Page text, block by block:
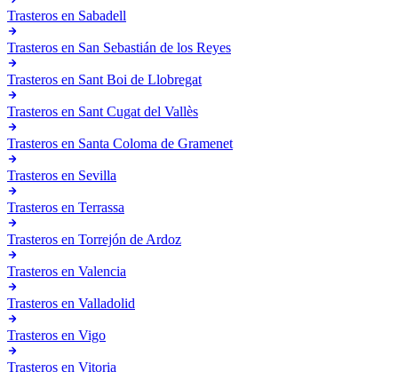
Trasteros en Sabadell
Trasteros en San Sebastián de los Reyes
Trasteros en Sant Boi de Llobregat
Trasteros en Sant Cugat del Vallès
Trasteros en Santa Coloma de Gramenet
Trasteros en Sevilla
Trasteros en Terrassa
Trasteros en Torrejón de Ardoz
Trasteros en Valencia
Trasteros en Valladolid
Trasteros en Vigo
Trasteros en Vitoria